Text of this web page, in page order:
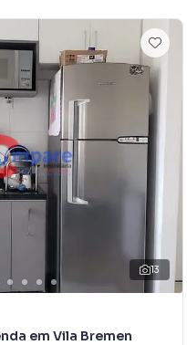
13
em Vila Bremen